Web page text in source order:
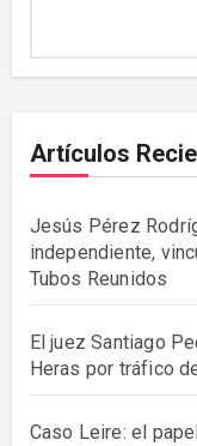
Artículos
Jesús Pérez
independiente,
Tubos Reunidos
El juez Santiago
Heras por tráfico
Caso Leire: el